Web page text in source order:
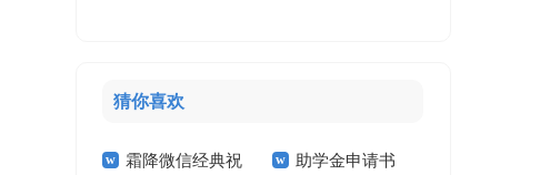
猜你喜欢
霜降微信经典祝 助学金申请书